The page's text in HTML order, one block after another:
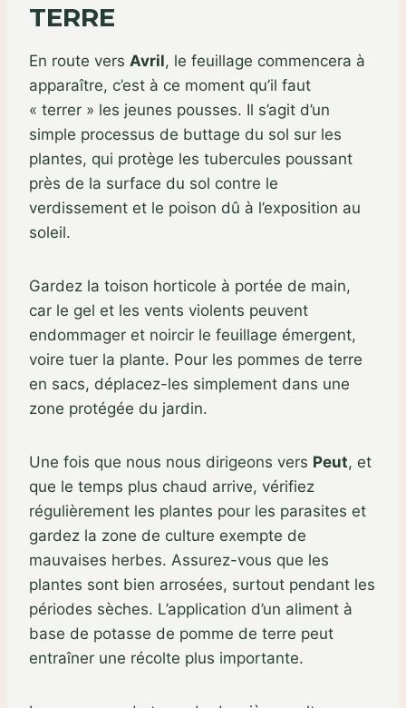
TERRE
En route vers Avril, le feuillage commencera à
apparaître, c’est à ce moment qu’il faut
« terrer » les jeunes pousses. Il s’agit d’un
simple processus de buttage du sol sur les
plantes, qui protège les tubercules poussant
près de la surface du sol contre le
verdissement et le poison dû à l’exposition au
soleil.
Gardez la toison horticole à portée de main,
car le gel et les vents violents peuvent
endommager et noircir le feuillage émergent,
voire tuer la plante. Pour les pommes de terre
en sacs, déplacez-les simplement dans une
zone protégée du jardin.
Une fois que nous nous dirigeons vers Peut, et
que le temps plus chaud arrive, vérifiez
régulièrement les plantes pour les parasites et
gardez la zone de culture exempte de
mauvaises herbes. Assurez-vous que les
plantes sont bien arrosées, surtout pendant les
périodes sèches. L’application d’un aliment à
base de potasse de pomme de terre peut
entraîner une récolte plus importante.